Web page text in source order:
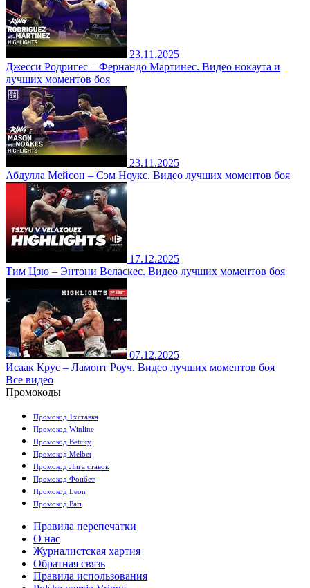
23.11.2025
Джесси Родригес – Фернандо Мартинес. Видео нокаута и
лучших моментов боя
23.11.2025
Абдулла Мейсон – Сэм Ноукс. Видео лучших моментов боя
17.12.2025
Тим Цзю – Энтони Веласкес. Видео лучших моментов боя
07.12.2025
Исаак Крус – Ламонт Роуч. Видео лучших моментов боя
Все видео
Промокоды
Промокод 1хставка
Промокод Winline
Промокод Betcity
Промокод Melbet
Промокод Лига ставок
Промокод Фонбет
Промокод Leon
Промокод Pari
Правила перепечатки
О нас
Журналистская хартия
Обратная связь
Правила использования